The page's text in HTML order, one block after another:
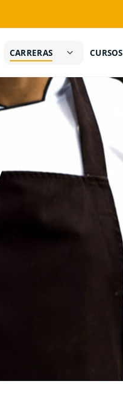
CARRERAS CURSOS